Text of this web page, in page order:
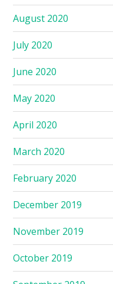
August 2020
July 2020
June 2020
May 2020
April 2020
March 2020
February 2020
December 2019
November 2019
October 2019